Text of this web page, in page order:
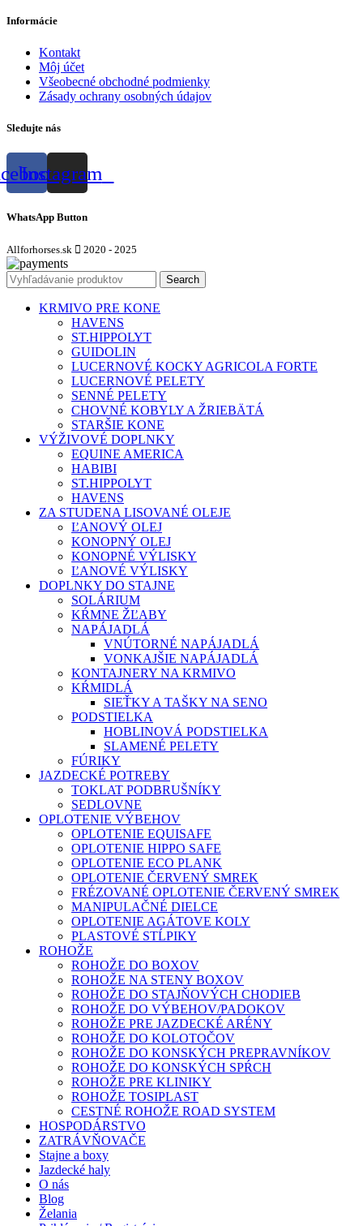
Informácie
Kontakt
Môj účet
Všeobecné obchodné podmienky
Zásady ochrany osobných údajov
Sledujte nás
Instagram
WhatsApp Button
Allforhorses.sk 2020 - 2025
Search
KRMIVO PRE KONE
HAVENS
ST.HIPPOLYT
GUIDOLIN
LUCERNOVÉ KOCKY AGRICOLA FORTE
LUCERNOVÉ PELETY
SENNÉ PELETY
CHOVNÉ KOBYLY A ŽRIEBÄTÁ
STARŠIE KONE
VÝŽIVOVÉ DOPLNKY
EQUINE AMERICA
HABIBI
ST.HIPPOLYT
HAVENS
ZA STUDENA LISOVANÉ OLEJE
ĽANOVÝ OLEJ
KONOPNÝ OLEJ
KONOPNÉ VÝLISKY
ĽANOVÉ VÝLISKY
DOPLNKY DO STAJNE
SOLÁRIUM
KŔMNE ŽĽABY
NAPÁJADLÁ
VNÚTORNÉ NAPÁJADLÁ
VONKAJŠIE NAPÁJADLÁ
KONTAJNERY NA KRMIVO
KŔMIDLÁ
SIEŤKY A TAŠKY NA SENO
PODSTIELKA
HOBLINOVÁ PODSTIELKA
SLAMENÉ PELETY
FÚRIKY
JAZDECKÉ POTREBY
TOKLAT PODBRUŠNÍKY
SEDLOVNE
OPLOTENIE VÝBEHOV
OPLOTENIE EQUISAFE
OPLOTENIE HIPPO SAFE
OPLOTENIE ECO PLANK
OPLOTENIE ČERVENÝ SMREK
FRÉZOVANÉ OPLOTENIE ČERVENÝ SMREK
MANIPULAČNÉ DIELCE
OPLOTENIE AGÁTOVE KOLY
PLASTOVÉ STĹPIKY
ROHOŽE
ROHOŽE DO BOXOV
ROHOŽE NA STENY BOXOV
ROHOŽE DO STAJŇOVÝCH CHODIEB
ROHOŽE DO VÝBEHOV/PADOKOV
ROHOŽE PRE JAZDECKÉ ARÉNY
ROHOŽE DO KOLOTOČOV
ROHOŽE DO KONSKÝCH PREPRAVNÍKOV
ROHOŽE DO KONSKÝCH SPŔCH
ROHOŽE PRE KLINIKY
ROHOŽE TOSIPLAST
CESTNÉ ROHOŽE ROAD SYSTEM
HOSPODÁRSTVO
ZATRÁVŇOVAČE
Stajne a boxy
Jazdecké haly
O nás
Blog
Želania